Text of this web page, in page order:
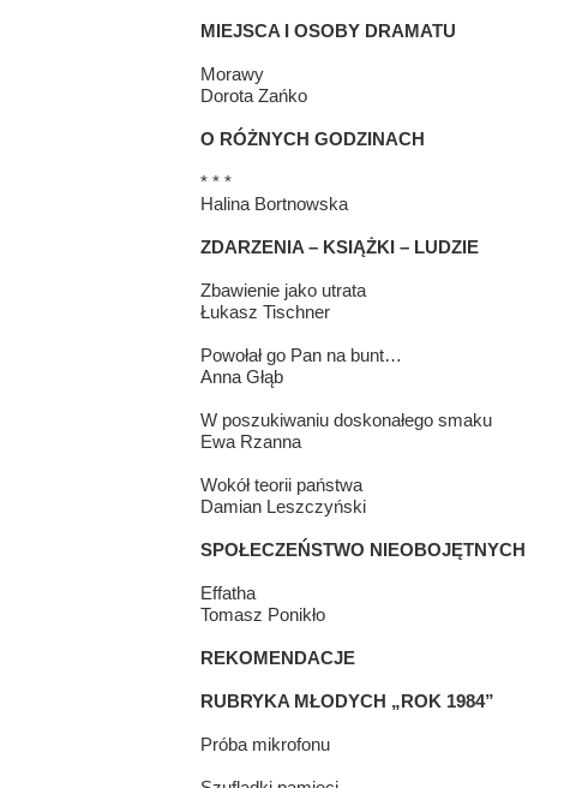
MIEJSCA I OSOBY DRAMATU
Morawy
Dorota Zańko
O RÓŻNYCH GODZINACH
* * *
Halina Bortnowska
ZDARZENIA – KSIĄŻKI – LUDZIE
Zbawienie jako utrata
Łukasz Tischner
Powołał go Pan na bunt…
Anna Głąb
W poszukiwaniu doskonałego smaku
Ewa Rzanna
Wokół teorii państwa
Damian Leszczyński
SPOŁECZEŃSTWO NIEOBOJĘTNYCH
Effatha
Tomasz Ponikło
REKOMENDACJE
RUBRYKA MŁODYCH „ROK 1984”
Próba mikrofonu